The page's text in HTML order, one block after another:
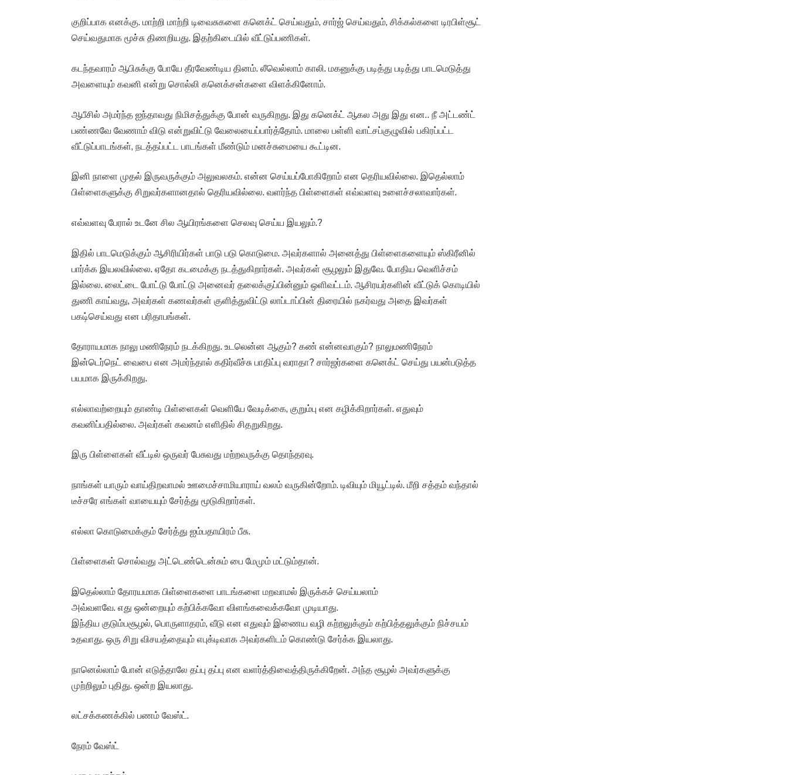
குறிப்பாக எனக்கு. மாற்றி மாற்றி டிவைசுகளை கனெக்ட் செய்வதும், சார்ஜ் செய்வதும், சிக்கல்களை டிரபிள்சூட்
செய்வதுமாக மூச்சு திணறியது. இதற்கிடையில் வீட்டுப்பணிகள்.
கடந்தவாரம் ஆபிசுக்கு போயே தீரவேண்டிய தினம். லீவெல்லாம் காலி. மகனுக்கு படித்து படித்து பாடமெடுத்து
அவளையும் கவனி என்று சொல்லி கனெக்சன்களை விளக்கினோம்.
ஆபீசில் அமர்ந்த ஐந்தாவது நிமிசத்துக்கு போன் வருகிறது. இது கனெக்ட் ஆகல அது இது என.. நீ அட்டண்ட்
பண்ணவே வேணாம் விடு என்றுவிட்டு வேலையைப்பார்த்தோம். மாலை பள்ளி வாட்சப்குழுவில் பகிரப்பட்ட
வீட்டுப்பாடங்கள், நடத்தப்பட்ட பாடங்கள் மீண்டும் மனச்சுமையை கூட்டின.
இனி நாளை முதல் இருவருக்கும் அலுவலகம். என்ன செய்யப்போகிறோம் என தெரியவில்லை. இதெல்லாம்
பிள்ளைகளுக்கு சிறுவர்களானதால் தெரியவில்லை. வளர்ந்த பிள்ளைகள் எவ்வளவு உளைச்சலாவார்கள்.
எவ்வளவு பேரால் உடனே சில ஆயிரங்களை செலவு செய்ய இயலும்.?
இதில் பாடமெடுக்கும் ஆசிரியிர்கள் பாடு படு கொடுமை. அவர்களால் அனைத்து பிள்ளைகளையும் ஸ்கிரீனில்
பார்க்க இயலவில்லை. ஏதோ கடமைக்கு நடத்துகிறார்கள். அவர்கள் சூழலும் இதுவே. போதிய வெளிச்சம்
இல்லை. லைட்டை போட்டு போட்டு அனைவர் தலைக்குப்பின்னும் ஒளிவட்டம். ஆசிரயர்களின் வீட்டுக் கொடியில்
துணி காய்வது, அவர்கள் கணவர்கள் குளித்துவிட்டு லாப்டாப்பின் திரையில் நகர்வது அதை இவர்கள்
பகடி்செய்வது என பரிதாபங்கள்.
தோராயமாக நாலு மணிநேரம் நடக்கிறது. உடலென்ன ஆகும்? கண் என்னவாகும்? நாலுமணிநேரம்
இன்டெர்நெட் வைபை என அமர்ந்தால் கதிர்வீச்சு பாதிப்பு வராதா? சார்ஜர்களை கனெக்ட் செய்து பயன்படுத்த
பயமாக இருக்கிறது.
எல்லாவற்றையும் தாண்டி பிள்ளைகள் வெளியே வேடிக்கை, குறும்பு என கழிக்கிறார்கள். எதுவும்
கவனிப்பதில்லை. அவர்கள் கவனம் எளிதில் சிதறுகிறது.
இரு பிள்ளைகள் வீட்டில் ஒருவர் பேசுவது மற்றவருக்கு தொந்தரவு.
நாங்கள் யாரும் வாய்திறவாமல் ஊமைச்சாமியாராய் வலம் வருகின்றோம். டிவியும் மியூட்டில். மீறி சத்தம் வந்தால்
டீச்சரே எங்கள் வாயையும் சேர்த்து மூடுகிறார்கள்.
எல்லா கொடுமைக்கும் சேர்த்து ஐம்பதாயிரம் பீசு.
பிள்ளைகள் சொல்வது அட்டெண்டென்சும் பை மேமும் மட்டும்தான்.
இதெல்லாம் தோரயமாக பிள்ளைகளை பாடங்களை மறவாமல் இருக்கச் செய்யலாம்
அவ்வளவே. எது ஒன்றையும் கற்பிக்கவோ விளங்கவைக்கவோ முடியாது.
இந்திய குடும்பசூழல், பொருளாதரம், வீடு என எதுவும் இணைய வழி கற்றலுக்கும் கற்பித்தலுக்கும் நிச்சயம்
உதவாது. ஒரு சிறு விசயத்தையும் எபுக்டிவாக அவர்களிடம் கொண்டு சேர்க்க இயலாது.
நானெல்லாம் போன் எடுத்தாலே தப்பு தப்பு என வளர்த்திவைத்திருக்கிறேன். அந்த சூழல் அவர்களுக்கு
முற்றிலும் புதிது. ஒன்ற இயலாது.
லட்சக்கணக்கில் பணம் வேஸ்ட்.
நேரம் வேஸ்ட்